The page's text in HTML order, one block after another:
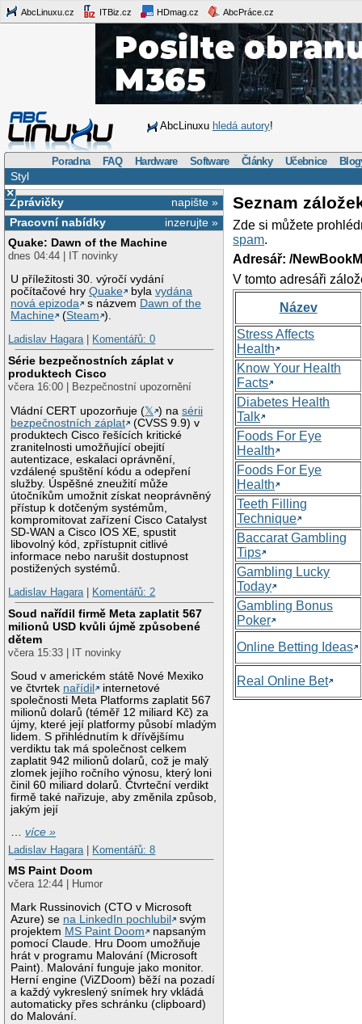
AbcLinuxu.cz ITBiz.cz HDmag.cz AbcPráce.cz
AbcLinuxu hledá autory!
Poradna FAQ Hardware Software Články Učebnice
Styl
×
napište »
Zprávičky
inzerujte »
Pracovní nabídky
Quake: Dawn of the Machine
dnes 04:44 | IT novinky
U příležitosti 30. výročí vydání
počítačové hryQuake bylavydána
nová epizoda
s názvem Dawn of the
Machine
(Steam ).
Ladislav Hagara| Komentářů: 0
Série bezpečnostních záplat v
produktech Cisco
včera 16:00 | Bezpečnostní upozornění
Vládní CERT upozorňuje (𝕏 ) nasérii
bezpečnostních záplat
(CVSS 9.9) v
produktech Cisco řešících kritické
zranitelnosti umožňující obejití
autentizace, eskalaci oprávnění,
vzdálené spuštění kódu a odepření
služby. Úspěšné zneužití může
útočníkům umožnit získat neoprávněný
přístup k dotčeným systémům,
kompromitovat zařízení Cisco Catalyst
SD-WAN a Cisco IOS XE, spustit
libovolný kód, zpřístupnit citlivé
informace nebo narušit dostupnost
postižených systémů.
Ladislav Hagara| Komentářů: 2
Soud nařídil firmě Meta zaplatit 567
milionů USD kvůli újmě způsobené
dětem
včera 15:33 | IT novinky
Soud v americkém státě Nové Mexiko
ve čtvrtek nařídil
internetové
společnosti Meta Platforms zaplatit 567
milionů dolarů (téměř 12 miliard Kč) za
újmy, které její platformy působí mladým
lidem. S přihlédnutím k dřívějšímu
verdiktu tak má společnost celkem
zaplatit 942 milionů dolarů, což je malý
zlomek jejího ročního výnosu, který loni
činil 60 miliard dolarů. Čtvrteční verdikt
firmě také nařizuje, aby změnila způsob,
jakým její
…více »
Ladislav Hagara
Komentářů: 8
MS Paint Doom
včera 12:44 | Humor
Mark Russinovich (CTO v Microsoft
Azure) se na LinkedIn pochlubil
svým
projektem MS Paint Doom
napsaným
pomocí Claude. Hru Doom umožňuje
hrát v programu Malování (Microsoft
Paint). Malování funguje jako monitor.
Herní engine (ViZDoom) běží na pozadí
a každý vykreslený snímek hry vkládá
automaticky přes schránku (clipboard)
do Malování.
Seznam
Zde si můžete
spam.
Adresář: /
V tomto adresáři
Název
Stress Affects
Health
Know Your Health
Facts
Diabetes Health
Talk
Foods For Eye
Health
Foods For Eye
Health
Teeth Filling
Technique
Baccarat Gambling
Tips
Gambling Lucky
Today
Gambling Bonus
Poker
Online Betting Ideas
Real Online Bet